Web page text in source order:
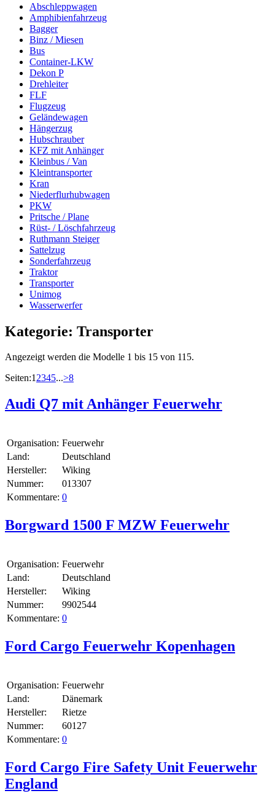
Abschleppwagen
Amphibienfahrzeug
Bagger
Binz / Miesen
Bus
Container-LKW
Dekon P
Drehleiter
FLF
Flugzeug
Geländewagen
Hängerzug
Hubschrauber
KFZ mit Anhänger
Kleinbus / Van
Kleintransporter
Kran
Niederflurhubwagen
PKW
Pritsche / Plane
Rüst- / Löschfahrzeug
Ruthmann Steiger
Sattelzug
Sonderfahrzeug
Traktor
Transporter
Unimog
Wasserwerfer
Kategorie: Transporter
Angezeigt werden die Modelle 1 bis 15 von 115.
Seiten:12345...>8
Audi Q7 mit Anhänger Feuerwehr
Organisation: Feuerwehr
Land:
Deutschland
Hersteller:
Wiking
Nummer:
013307
Kommentare: 0
Borgward 1500 F MZW Feuerwehr
Organisation: Feuerwehr
Land:
Deutschland
Hersteller:
Wiking
Nummer:
9902544
Kommentare: 0
Ford Cargo Feuerwehr Kopenhagen
Organisation: Feuerwehr
Land:
Dänemark
Hersteller:
Rietze
Nummer:
60127
Kommentare: 0
Ford Cargo Fire Safety Unit Feuerwehr
England